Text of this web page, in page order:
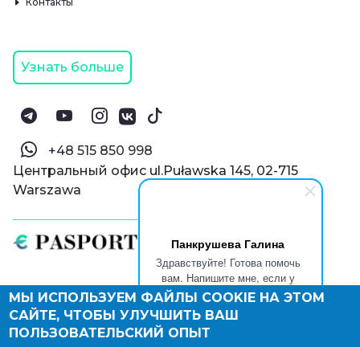
Панкрушева Галина
Здравствуйте! Готова помочь
вам. Напишите мне, если у
вас появятся вопросы.
© Паспорт Онлайн 2019—2026
Политика конфиденциальности
Оферта и конфиденциальность:РФ
Узнать больше
‪+48 515 850 998‬
Центральный офис ul.Puławska 145, 02-715
Warszawa
МЫ ИСПОЛЬЗУЕМ ФАЙЛЫ COOKIE НА ЭТОМ
САЙТЕ, ЧТОБЫ УЛУЧШИТЬ ВАШ
ПОЛЬЗОВАТЕЛЬСКИЙ ОПЫТ